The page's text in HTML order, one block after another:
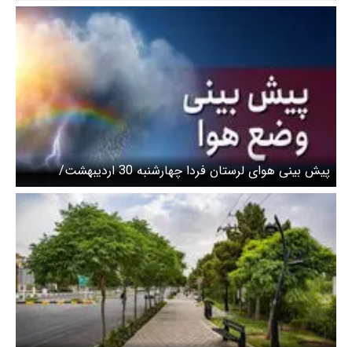
پیش بینی هوای لرستان فردا چهارشنبه 30 اردیبهشت/
کاهش محسوس دمای شبانه در استان